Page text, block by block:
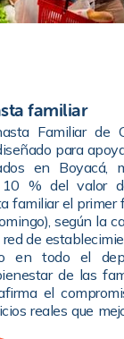
familiar
Familiar de
para
en Boyacá,
10 % del valor
familiar el primer
según la
de
en todo el
de las
el
reales que